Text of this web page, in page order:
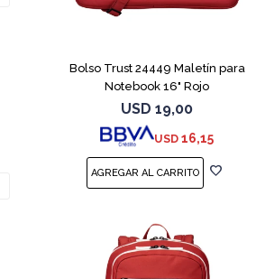
Bolso Trust 24449 Maletín para
Notebook 16" Rojo
USD 19,00
USD 16,15